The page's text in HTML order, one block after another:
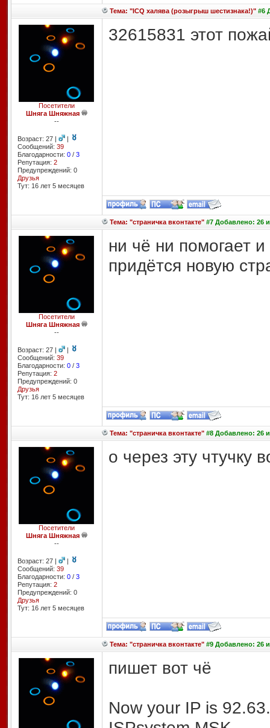
Тема: "ICQ халява (розыгрыш шестизнака!)"#6
Посетители
Шняга Шняжная
--
Возраст: 27 |
|
Сообщений: 39
Благодарности: 0/ 3
Репутация: 2
Предупреждений: 0
Друзья
Тут: 16 лет 5 месяцев
32615831 этот
Тема: "страничка вконтакте"#7 Добавлено: 26
Посетители
Шняга Шняжная
--
Возраст: 27 |
|
Сообщений: 39
Благодарности: 0/ 3
Репутация: 2
Предупреждений: 0
Друзья
Тут: 16 лет 5 месяцев
ни чё ни помогает
придётся новую
Тема: "страничка вконтакте"#8 Добавлено: 26
Посетители
Шняга Шняжная
--
Возраст: 27 |
|
Сообщений: 39
Благодарности: 0/ 3
Репутация: 2
Предупреждений: 0
Друзья
Тут: 16 лет 5 месяцев
о через эту чтучку
Тема: "страничка вконтакте"#9 Добавлено: 26
пишет вот чё
Now your IP is